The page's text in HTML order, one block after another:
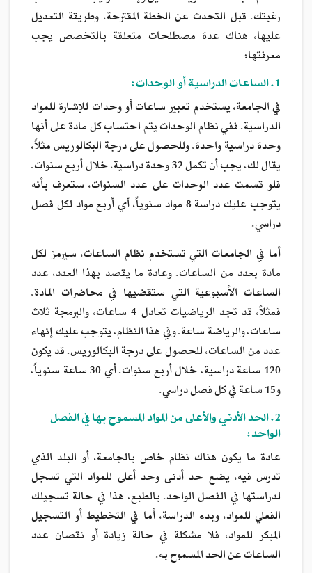
رغبتك. قبل التحدث عن الخطة المقترحة، وطريقة التعديل
عليها، هناك عدة مصطلحات متعلقة بالتخصص يجب
معرفتها:
1. الساعات الدراسية أو الوحدات:
في الجامعة، يستخدم تعبير ساعات أو وحدات للإشارة للمواد
الدراسية. ففي نظام الوحدات يتم احتساب كل مادة على أنها
وحدة دراسية واحدة. وللحصول على درجة البكالوريس مثلاً،
يقال لك، يجب أن تكمل 32 وحدة دراسية، خلال أربع سنوات.
فلو قسمت عدد الوحدات على عدد السنوات، ستعرف بأنه
يتوجب عليك دراسة 8 مواد سنوياً، أي أربع مواد لكل فصل
دراسي.
أما في الجامعات التي تستخدم نظام الساعات، سيرمز لكل
مادة بعدد من الساعات. وعادة ما يقصد بهذا العدد، عدد
الساعات الأسبوعية التي ستقضيها في محاضرات المادة.
فمثلاً، قد تجد الرياضيات تعادل 4 ساعات، والبرمجة ثلاث
ساعات، والرياضة ساعة. وفي هذا النظام، يتوجب عليك إنهاء
عدد من الساعات، للحصول على درجة البكالوريس. قد يكون
120 ساعة دراسية، خلال أربع سنوات. أي 30 ساعة سنوياً،
و15 ساعة في كل فصل دراسي.
2. الحد الأدني والأعلى من المواد المسموح بها في الفصل
الواحد:
عادة ما يكون هناك نظام خاص بالجامعة، أو البلد الذي
تدرس فيه، يضع حد أدنى وحد أعلى للمواد التي تسجل
لدراستها في الفصل الواحد. بالطبع، هذا في حالة تسجيلك
الفعلي للمواد، وبدء الدراسة، أما في التخطيط أو التسجيل
المبكر للمواد، فلا مشكلة في حالة زيادة أو نقصان عدد
الساعات عن الحد المسموح به.